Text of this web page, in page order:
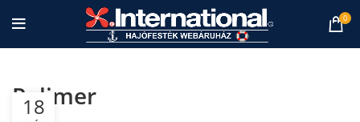
0
Polimer
18